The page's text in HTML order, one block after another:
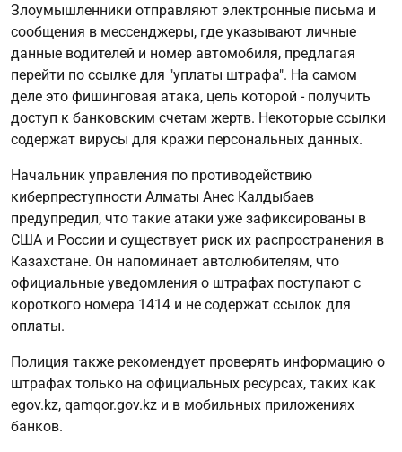
Злоумышленники отправляют электронные письма и
сообщения в мессенджеры, где указывают личные
данные водителей и номер автомобиля, предлагая
перейти по ссылке для "уплаты штрафа". На самом
деле это фишинговая атака, цель которой - получить
доступ к банковским счетам жертв. Некоторые ссылки
содержат вирусы для кражи персональных данных.
Начальник управления по противодействию
киберпреступности Алматы Анес Калдыбаев
предупредил, что такие атаки уже зафиксированы в
США и России и существует риск их распространения в
Казахстане. Он напоминает автолюбителям, что
официальные уведомления о штрафах поступают с
короткого номера 1414 и не содержат ссылок для
оплаты.
Полиция также рекомендует проверять информацию о
штрафах только на официальных ресурсах, таких как
egov.kz, qamqor.gov.kz и в мобильных приложениях
банков.